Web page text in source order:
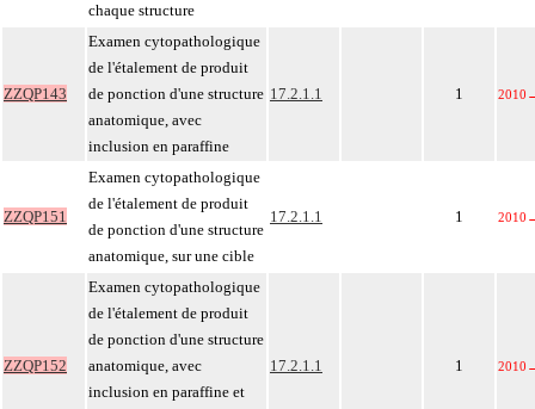
chaque structure
ZZQP143
Examen cytopathologique
de l'étalement de produit
de ponction d'une structure
anatomique, avec
inclusion en paraffine
17.2.1.1 1 2010
ZZQP151
Examen cytopathologique
de l'étalement de produit
de ponction d'une structure
anatomique, sur une cible
17.2.1.1 1 2010
ZZQP152
Examen cytopathologique
de l'étalement de produit
de ponction d'une structure
anatomique, avec
inclusion en paraffine et
17.2.1.1 1 2010